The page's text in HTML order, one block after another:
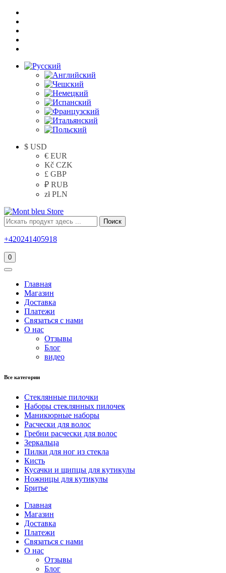
$ USD
€ EUR
Kč CZK
£ GBP
₽ RUB
zł PLN
Поиск
+420241405918
0
Главная
Магазин
Доставка
Платежи
Связаться с нами
О нас
Отзывы
Блог
видео
Все категории
Стеклянные пилочки
Наборы стеклянных пилочек
Маникюрные наборы
Расчески для волос
Гребни расчески для волос
Зеркальца
Пилки для ног из стекла
Кисть
Кусачки и щипцы для кутикулы
Ножницы для кутикулы
Бритье
Главная
Магазин
Доставка
Платежи
Связаться с нами
О нас
Отзывы
Блог